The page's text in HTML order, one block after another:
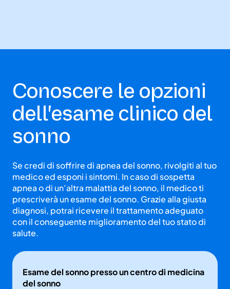
Conoscere le opzioni
dell'esame clinico del
sonno
Se credi di soffrire di apnea del sonno, rivolgiti al tuo
medico ed esponi i sintomi. In caso di sospetta
apnea o di un’altra malattia del sonno, il medico ti
prescriverà un esame del sonno. Grazie alla giusta
diagnosi, potrai ricevere il trattamento adeguato
con il conseguente miglioramento del tuo stato di
salute.
Esame del sonno presso un centro di medicina
del sonno